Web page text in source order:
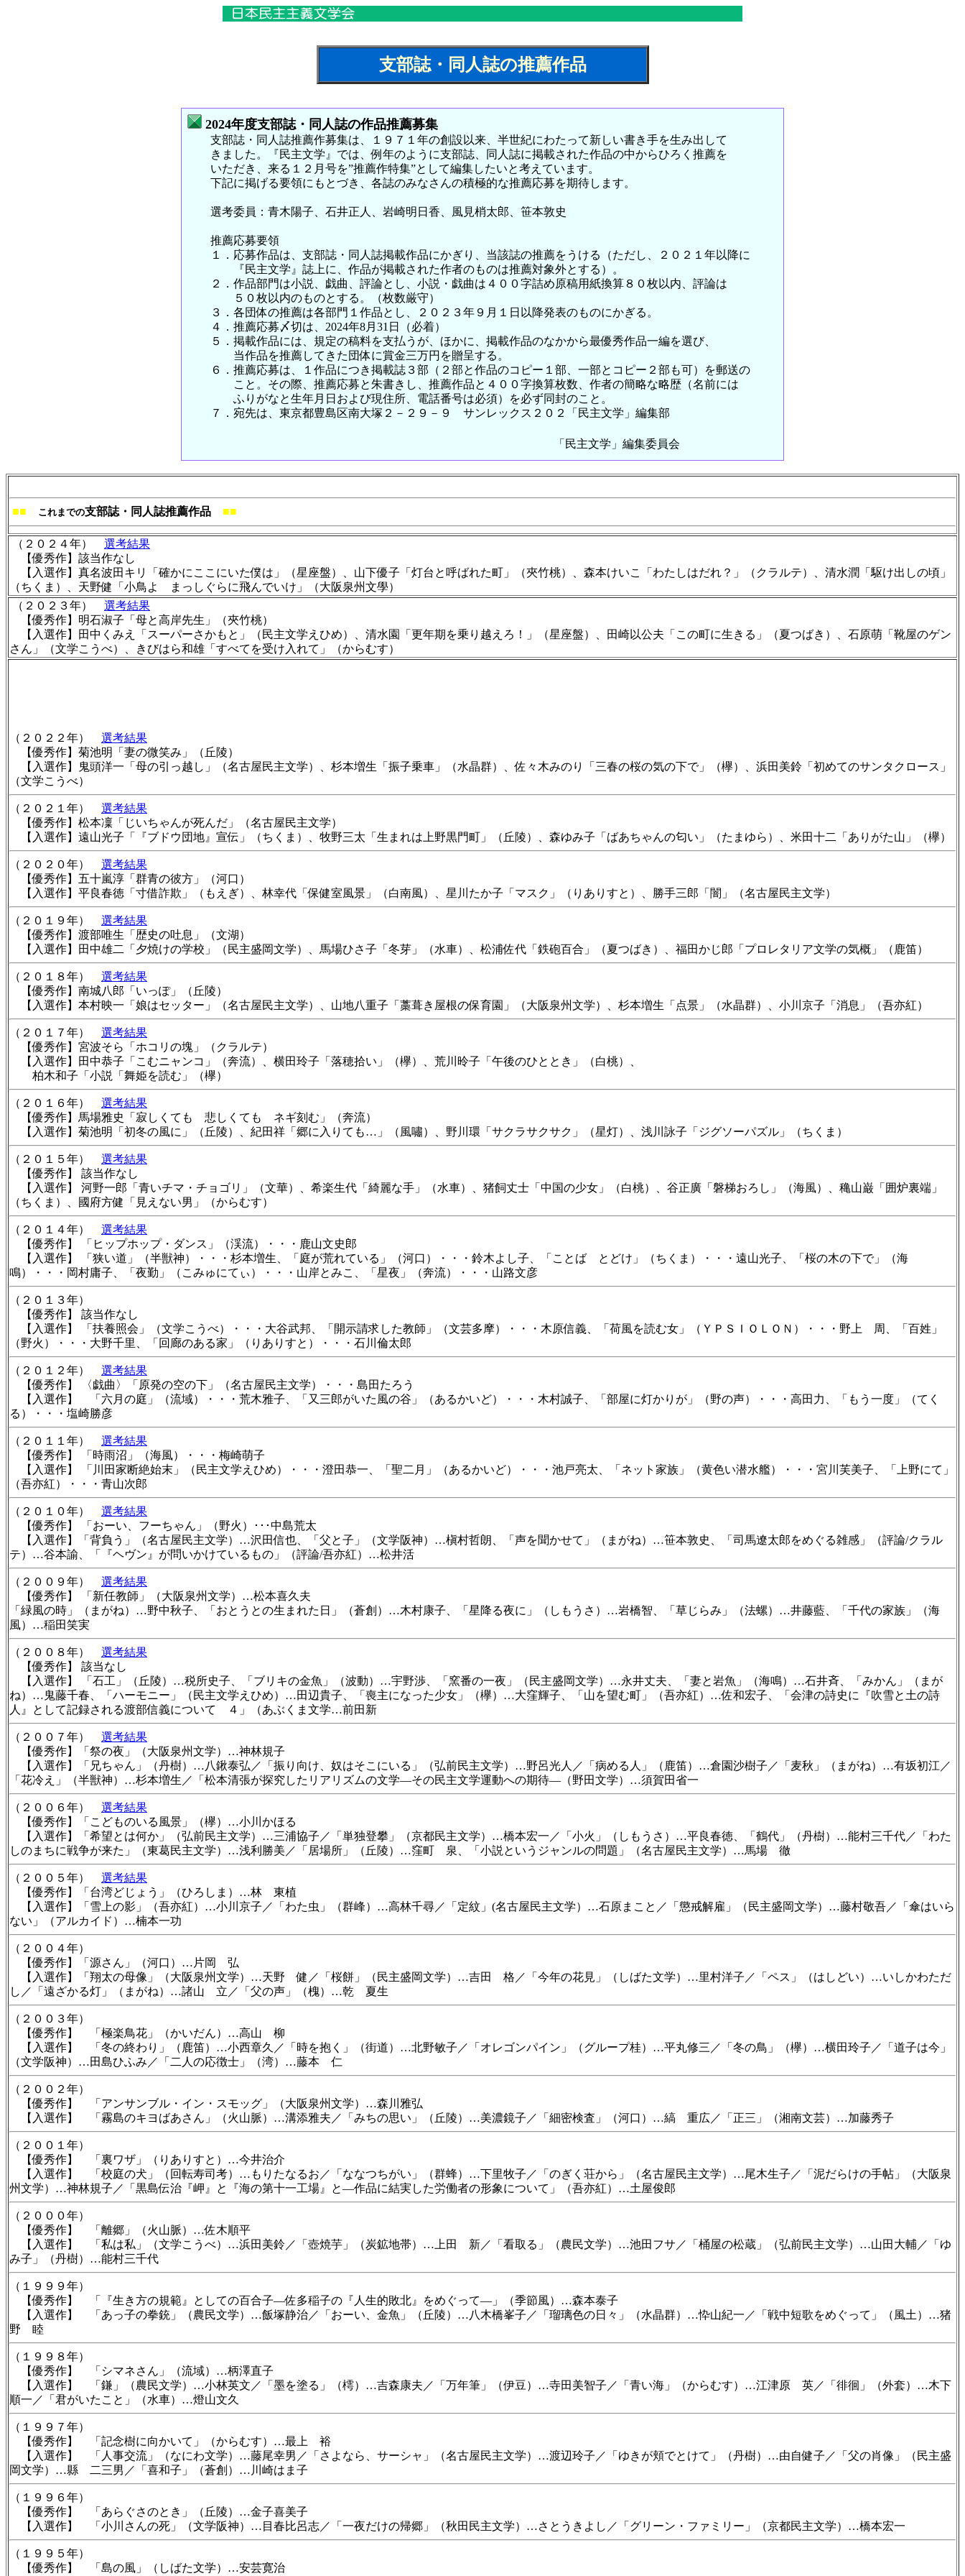
支部誌・同人誌の推薦作品
2024年度支部誌・同人誌の作品推薦募集
支部誌・同人誌推薦作募集は、１９７１年の創設以来、半世紀にわたって新しい書き手を生み出して
きました。『民主文学』では、例年のように支部誌、同人誌に掲載された作品の中からひろく推薦を
いただき、来る１２月号を”推薦作特集”として編集したいと考えています。
下記に掲げる要領にもとづき、各誌のみなさんの積極的な推薦応募を期待します。
選考委員：青木陽子、石井正人、岩崎明日香、風見梢太郎、笹本敦史
推薦応募要領
１．応募作品は、支部誌・同人誌掲載作品にかぎり、当該誌の推薦をうける（ただし、２０２１年以降に
『民主文学』誌上に、作品が掲載された作者のものは推薦対象外とする）。
２．作品部門は小説、戯曲、評論とし、小説・戯曲は４００字詰め原稿用紙換算８０枚以内、評論は
５０枚以内のものとする。（枚数厳守）
３．各団体の推薦は各部門１作品とし、２０２３年９月１日以降発表のものにかぎる。
４．推薦応募〆切は、2024年8月31日（必着）
５．掲載作品には、規定の稿料を支払うが、ほかに、掲載作品のなかから最優秀作品一編を選び、
当作品を推薦してきた団体に賞金三万円を贈呈する。
６．推薦応募は、１作品につき掲載誌３部（２部と作品のコピー１部、一部とコピー２部も可）を郵送の
こと。その際、推薦応募と朱書きし、推薦作品と４００字換算枚数、作者の簡略な略歴（名前には
ふりがなと生年月日および現住所、電話番号は必須）を必ず同封のこと。
７．宛先は、東京都豊島区南大塚２－２９－９ サンレックス２０２「民主文学」編集部
「民主文学」編集委員会
■■ これまでの支部誌・同人誌推薦作品 ■■
（２０２４年） 選考結果
【優秀作】該当作なし
【入選作】真名波田キリ「確かにここにいた僕は」（星座盤）、山下優子「灯台と呼ばれた町」（夾竹桃）、森本けいこ「わたしはだれ？」（クラルテ）、清水潤「駆け出しの頃」
（ちくま）、天野健「小鳥よ まっしぐらに飛んでいけ」（大阪泉州文學）
（２０２３年） 選考結果
【優秀作】明石淑子「母と高岸先生」（夾竹桃）
【入選作】田中くみえ「スーパーさかもと」（民主文学えひめ）、清水園「更年期を乗り越えろ！」（星座盤）、田崎以公夫「この町に生きる」（夏つばき）、石原萌「靴屋のゲン
さん」（文学こうべ）、きびはら和雄「すべてを受け入れて」（からむす）
（２０２２年） 選考結果
【優秀作】菊池明「妻の微笑み」（丘陵）
【入選作】鬼頭洋一「母の引っ越し」（名古屋民主文学）、杉本増生「振子乗車」（水晶群）、佐々木みのり「三春の桜の気の下で」（欅）、浜田美鈴「初めてのサンタクロース」
（文学こうべ）
（２０２１年） 選考結果
【優秀作】松本凜「じいちゃんが死んだ」（名古屋民主文学）
【入選作】遠山光子「『ブドウ団地』宣伝」（ちくま）、牧野三太「生まれは上野黒門町」（丘陵）、森ゆみ子「ばあちゃんの匂い」（たまゆら）、米田十二「ありがた山」（欅）
（２０２０年） 選考結果
【優秀作】五十嵐淳「群青の彼方」（河口）
【入選作】平良春徳「寸借詐欺」（もえぎ）、林幸代「保健室風景」（白南風）、星川たか子「マスク」（りありすと）、勝手三郎「闇」（名古屋民主文学）
（２０１９年） 選考結果
【優秀作】渡部唯生「歴史の吐息」（文湖）
【入選作】田中雄二「夕焼けの学校」（民主盛岡文学）、馬場ひさ子「冬芽」（水車）、松浦佐代「鉄砲百合」（夏つばき）、福田かじ郎「プロレタリア文学の気概」（鹿笛）
（２０１８年） 選考結果
【優秀作】南城八郎「いっぽ」（丘陵）
【入選作】本村映一「娘はセッター」（名古屋民主文学）、山地八重子「藁葺き屋根の保育園」（大阪泉州文学）、杉本増生「点景」（水晶群）、小川京子「消息」（吾亦紅）
（２０１７年） 選考結果
【優秀作】宮波そら「ホコリの塊」（クラルテ）
【入選作】田中恭子「こむニャンコ」（奔流）、横田玲子「落穂拾い」（欅）、荒川昤子「午後のひととき」（白桃）、
柏木和子「小説「舞姫を読む」（欅）
（２０１６年） 選考結果
【優秀作】馬場雅史「寂しくても 悲しくても ネギ刻む」（奔流）
【入選作】菊池明「初冬の風に」（丘陵）、紀田祥「郷に入りても…」（風嘯）、野川環「サクラサクサク」（星灯）、浅川詠子「ジグソーパズル」（ちくま）
（２０１５年） 選考結果
【優秀作】 該当作なし
【入選作】 河野一郎「青いチマ・チョゴリ」（文華）、希楽生代「綺麗な手」（水車）、猪飼丈士「中国の少女」（白桃）、谷正廣「磐梯おろし」（海風）、穐山巌「囲炉裏端」
（ちくま）、國府方健「見えない男」（からむす）
（２０１４年） 選考結果
【優秀作】 「ヒップホップ・ダンス」（渓流）・・・鹿山文史郎
【入選作】 「狭い道」（半獣神）・・・杉本増生、「庭が荒れている」（河口）・・・鈴木よし子、「ことば とどけ」（ちくま）・・・遠山光子、「桜の木の下で」（海
鳴）・・・岡村庸子、「夜勤」（こみゅにてぃ）・・・山岸とみこ、「星夜」（奔流）・・・山路文彦
（２０１３年）
【優秀作】 該当作なし
【入選作】 「扶養照会」（文学こうべ）・・・大谷武邦、「開示請求した教師」（文芸多摩）・・・木原信義、「荷風を読む女」（ＹＰＳＩＯＬＯＮ）・・・野上 周、「百姓」
（野火）・・・大野千里、「回廊のある家」（りありすと）・・・石川倫太郎
（２０１２年） 選考結果
【優秀作】 〈戯曲〉「原発の空の下」（名古屋民主文学）・・・島田たろう
【入選作】 「六月の庭」（流域）・・・荒木雅子、「又三郎がいた風の谷」（あるかいど）・・・木村誠子、「部屋に灯かりが」（野の声）・・・高田力、「もう一度」（てく
る）・・・塩崎勝彦
（２０１１年） 選考結果
【優秀作】 「時雨沼」（海風）・・・梅崎萌子
【入選作】 「川田家断絶始末」（民主文学えひめ）・・・澄田恭一、「聖二月」（あるかいど）・・・池戸亮太、「ネット家族」（黄色い潜水艦）・・・宮川芙美子、「上野にて」
（吾亦紅）・・・青山次郎
（２０１０年） 選考結果
【優秀作】 「おーい、フーちゃん」（野火）･･･中島荒太
【入選作】「背負う」（名古屋民主文学）…沢田信也、「父と子」（文学阪神）…槇村哲朗、「声を聞かせて」（まがね）…笹本敦史、「司馬遼太郎をめぐる雑感」（評論/クラル
テ）…谷本諭、「『ヘヴン』が問いかけているもの」（評論/吾亦紅）…松井活
（２００９年） 選考結果
【優秀作】 「新任教師」（大阪泉州文学）…松本喜久夫
「緑風の時」（まがね）…野中秋子、「おとうとの生まれた日」（蒼創）…木村康子、「星降る夜に」（しもうさ）…岩橋智、「草じらみ」（法螺）…井藤藍、「千代の家族」（海
風）…稲田笑実
（２００８年） 選考結果
【優秀作】 該当なし
【入選作】 「石工」（丘陵）…税所史子、「ブリキの金魚」（波動）…宇野渉、「窯番の一夜」（民主盛岡文学）…永井丈夫、「妻と岩魚」（海鳴）…石井斉、「みかん」（まが
ね）…鬼藤千春、「ハーモニー」（民主文学えひめ）…田辺貴子、「喪主になった少女」（欅）…大窪輝子、「山を望む町」（吾亦紅）…佐和宏子、「会津の詩史に『吹雪と土の詩
人』として記録される渡部信義について ４」（あぶくま文学…前田新
（２００７年） 選考結果
【優秀作】「祭の夜」（大阪泉州文学）…神林規子
【入選作】「兄ちゃん」（丹樹）…八鍬泰弘／「振り向け、奴はそこにいる」（弘前民主文学）…野呂光人／「病める人」（鹿笛）…倉園沙樹子／「麦秋」（まがね）…有坂初江／
「花冷え」（半獣神）…杉本増生／「松本清張が探究したリアリズムの文学―その民主文学運動への期待―（野田文学）…須賀田省一
（２００６年） 選考結果
【優秀作】「こどものいる風景」（欅）…小川かほる
【入選作】「希望とは何か」（弘前民主文学）…三浦協子／「単独登攀」（京都民主文学）…橋本宏一／「小火」（しもうさ）…平良春徳、「鶴代」（丹樹）…能村三千代／「わた
しのまちに戦争が来た」（東葛民主文学）…浅利勝美／「居場所」（丘陵）…窪町 泉、「小説というジャンルの問題」（名古屋民主文学）…馬場 徹
（２００５年） 選考結果
【優秀作】「台湾どじょう」（ひろしま）…林 東植
【入選作】「雪上の影」（吾亦紅）…小川京子／「わた虫」（群峰）…高林千尋／「定紋」(名古屋民主文学）…石原まこと／「懲戒解雇」（民主盛岡文学）…藤村敬吾／「傘はいら
ない」（アルカイド）…楠本一功
（２００４年）
【優秀作】「源さん」（河口）…片岡 弘
【入選作】「翔太の母像」（大阪泉州文学）…天野 健／「桜餅」（民主盛岡文学）…吉田 格／「今年の花見」（しばた文学）…里村洋子／「ペス」（はしどい）…いしかわただ
し／「遠ざかる灯」（まがね）…諸山 立／「父の声」（槐）…乾 夏生
（２００３年）
【優秀作】 「極楽鳥花」（かいだん）…高山 柳
【入選作】 「冬の終わり」（鹿笛）…小西章久／「時を抱く」（街道）…北野敏子／「オレゴンパイン」（グループ桂）…平丸修三／「冬の鳥」（欅）…横田玲子／「道子は今」
（文学阪神）…田島ひふみ／「二人の応徴士」（湾）…藤本 仁
（２００２年）
【優秀作】 「アンサンブル・イン・スモッグ」（大阪泉州文学）…森川雅弘
【入選作】 「霧島のキヨばあさん」（火山脈）…溝添雅夫／「みちの思い」（丘陵）…美濃鏡子／「細密検査」（河口）…縞 重広／「正三」（湘南文芸）…加藤秀子
（２００１年）
【優秀作】 「裏ワザ」（りありすと）…今井治介
【入選作】 「校庭の犬」（回転寿司考）…もりたなるお／「ななつちがい」（群蜂）…下里牧子／「のぎく荘から」（名古屋民主文学）…尾木生子／「泥だらけの手帖」（大阪泉
州文学）…神林規子／「黒島伝治『岬』と『海の第十一工場』と―作品に結実した労働者の形象について」（吾亦紅）…土屋俊郎
（２０００年）
【優秀作】 「離郷」（火山脈）…佐木順平
【入選作】 「私は私」（文学こうべ）…浜田美鈴／「壺焼芋」（炭鉱地帯）…上田 新／「看取る」（農民文学）…池田フサ／「桶屋の松蔵」（弘前民主文学）…山田大輔／「ゆ
み子」（丹樹）…能村三千代
（１９９９年）
【優秀作】 「『生き方の規範』としての百合子―佐多稲子の『人生的敗北』をめぐって―」（季節風）…森本泰子
【入選作】 「あっ子の拳銃」（農民文学）…飯塚静治／「おーい、金魚」（丘陵）…八木橋峯子／「瑠璃色の日々」（水晶群）…忰山紀一／「戦中短歌をめぐって」（風土）…猪
野 睦
（１９９８年）
【優秀作】 「シマネさん」（流域）…柄澤直子
【入選作】 「鎌」（農民文学）…小林英文／「墨を塗る」（樗）…吉森康夫／「万年筆」（伊豆）…寺田美智子／「青い海」（からむす）…江津原 英／「徘徊」（外套）…木下
順一／「君がいたこと」（水車）…燈山文久
（１９９７年）
【優秀作】 「記念樹に向かいて」（からむす）…最上 裕
【入選作】 「人事交流」（なにわ文学）…藤尾幸男／「さよなら、サーシャ」（名古屋民主文学）…渡辺玲子／「ゆきが頬でとけて」（丹樹）…由自健子／「父の肖像」（民主盛
岡文学）…縣 二三男／「喜和子」（蒼創）…川崎はま子
（１９９６年）
【優秀作】 「あらぐさのとき」（丘陵）…金子喜美子
【入選作】 「小川さんの死」（文学阪神）…目春比呂志／「一夜だけの帰郷」（秋田民主文学）…さとうきよし／「グリーン・ファミリー」（京都民主文学）…橋本宏一
（１９９５年）
【優秀作】 「島の風」（しばた文学）…安芸寛治